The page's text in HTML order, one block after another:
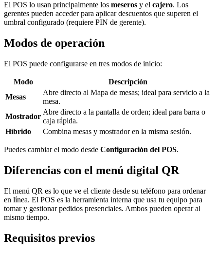
El POS lo usan principalmente los meseros y el cajero. Los
gerentes pueden acceder para aplicar descuentos que superen el
umbral configurado (requiere PIN de gerente).
Modos de operación
El POS puede configurarse en tres modos de inicio:
Modo
Descripción
Mesas
Abre directo al Mapa de mesas; ideal para servicio a la
mesa.
Mostrador
Abre directo a la pantalla de orden; ideal para barra o
caja rápida.
Híbrido
Combina mesas y mostrador en la misma sesión.
Puedes cambiar el modo desde Configuración del POS.
Diferencias con el menú digital QR
El menú QR es lo que ve el cliente desde su teléfono para ordenar
en línea. El POS es la herramienta interna que usa tu equipo para
tomar y gestionar pedidos presenciales. Ambos pueden operar al
mismo tiempo.
Requisitos previos